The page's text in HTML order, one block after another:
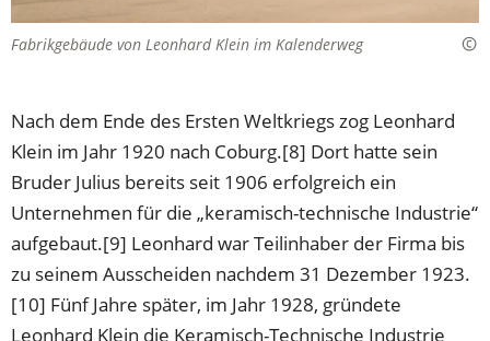
Fabrikgebäude von Leonhard Klein im Kalenderweg
Nach dem Ende des Ersten Weltkriegs zog Leonhard
Klein im Jahr 1920 nach Coburg.[8] Dort hatte sein
Bruder Julius bereits seit 1906 erfolgreich ein
Unternehmen für die „keramisch-technische Industrie“
aufgebaut.[9] Leonhard war Teilinhaber der Firma bis
zu seinem Ausscheiden nachdem 31 Dezember 1923.
[10] Fünf Jahre später, im Jahr 1928, gründete
Leonhard Klein die Keramisch-Technische Industrie